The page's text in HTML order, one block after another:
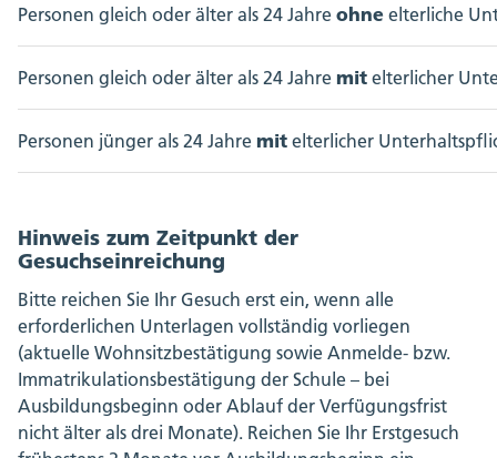
Personen gleich oder älter als 24 Jahre ohne elterliche
Personen gleich oder älter als 24 Jahre mit elterlicher
Personen jünger als 24 Jahre mit elterlicher
Hinweis zum Zeitpunkt der
Gesuchseinreichung
Bitte reichen Sie Ihr Gesuch erst ein, wenn alle
erforderlichen Unterlagen vollständig vorliegen
(aktuelle Wohnsitzbestätigung sowie Anmelde- bzw.
Immatrikulationsbestätigung der Schule – bei
Ausbildungsbeginn oder Ablauf der Verfügungsfrist
nicht älter als drei Monate). Reichen Sie Ihr Erstgesuch